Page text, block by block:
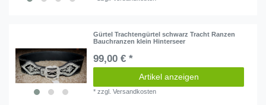
Gürtel Trachtengürtel schwarz Tracht Ranzen
Bauchranzen klein Hinterseer
99,00 € *
Artikel anzeigen
*zzgl.Versandkosten